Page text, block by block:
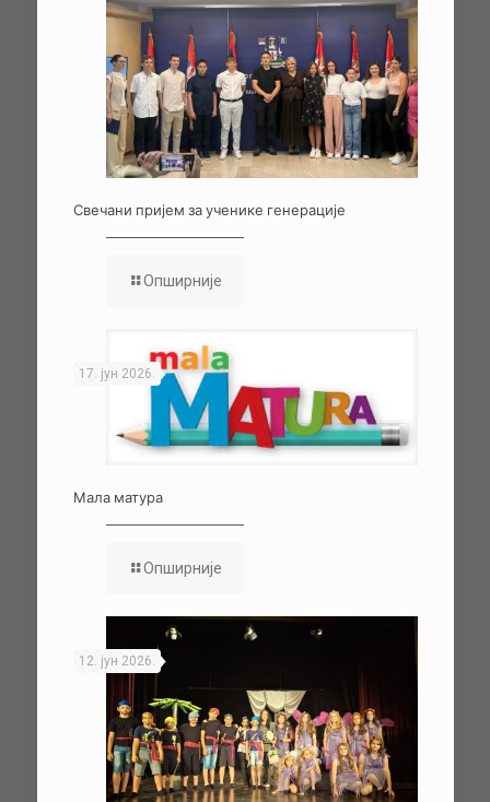
Свечани пријем за ученике генерације
Опширније
17. јун 2026.
Мала матура
Опширније
12. јун 2026.